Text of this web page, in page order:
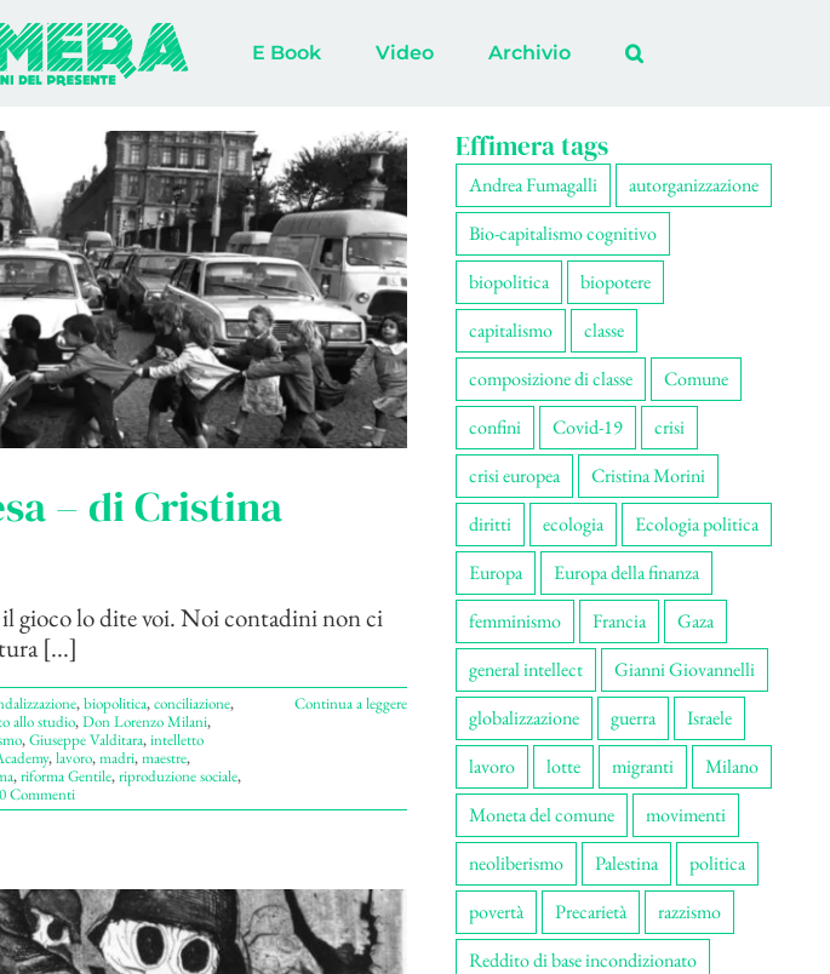
E Book Video Archivio
– di Cristina
il gioco lo dite voi. Noi contadini non ci
[...]
,biopolitica,conciliazione,
allo studio,Don Lorenzo Milani,
,Giuseppe Valditara,intelletto
,lavoro,madri,maestre,
,riforma Gentile,riproduzione sociale,
0 Commenti
Continua a leggere
Effimera tags
Andrea Fumagalli
autorganizzazione
Bio-capitalismo cognitivo
biopolitica
biopotere
capitalismo
classe
composizione di classe
Comune
confini
Covid-19
crisi
crisi europea
Cristina Morini
diritti
ecologia
Ecologia politica
Europa
Europa della finanza
femminismo
Francia
Gaza
general intellect
Gianni Giovannelli
globalizzazione
guerra
Israele
lavoro
lotte migranti
Milano
Moneta del comune
movimenti
neoliberismo
Palestina
politica
povertà
Precarietà
razzismo
Reddito di base incondizionato